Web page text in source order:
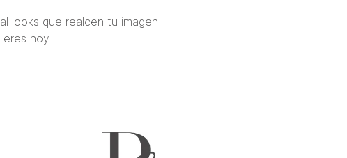
looks que realcen tu imagen
hoy.